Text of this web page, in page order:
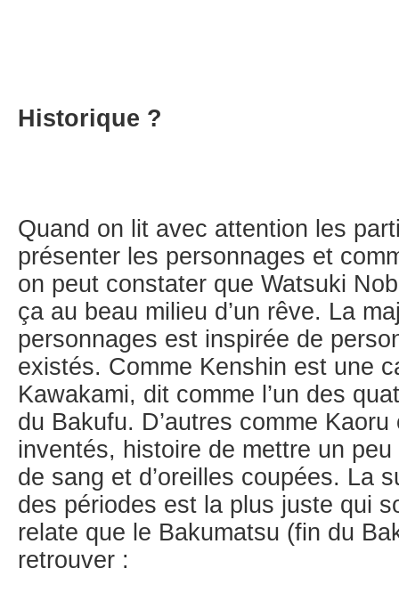
Historique ?
Quand on lit avec attention les
présenter les personnages et
on peut constater que Watsuki
ça au beau milieu d’un rêve. La
personnages est inspirée de
existés. Comme Kenshin est une
Kawakami, dit comme l’un des
du Bakufu. D’autres comme
inventés, histoire de mettre un
de sang et d’oreilles coupées. La
des périodes est la plus juste qui
relate que le Bakumatsu (fin du
retrouver :